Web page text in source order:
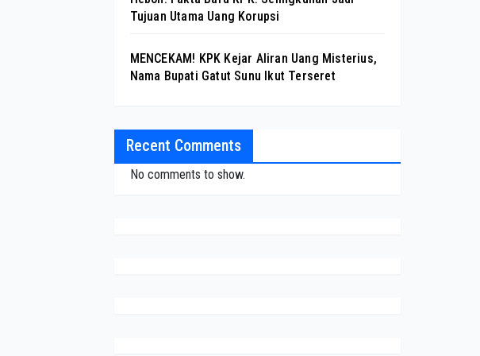
Tujuan Utama Uang Korupsi
MENCEKAM! KPK Kejar Aliran Uang Misterius,
Nama Bupati Gatut Sunu Ikut Terseret
Recent Comments
No comments to show.